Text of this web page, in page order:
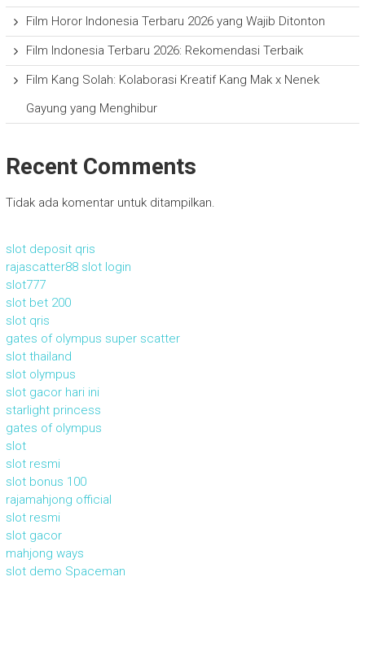
Film Horor Indonesia Terbaru 2026 yang Wajib Ditonton
Film Indonesia Terbaru 2026: Rekomendasi Terbaik
Film Kang Solah: Kolaborasi Kreatif Kang Mak x Nenek
Gayung yang Menghibur
Recent Comments
Tidak ada komentar untuk ditampilkan.
slot deposit qris
rajascatter88 slot login
slot777
slot bet 200
slot qris
gates of olympus super scatter
slot thailand
slot olympus
slot gacor hari ini
starlight princess
gates of olympus
slot
slot resmi
slot bonus 100
rajamahjong official
slot resmi
slot gacor
mahjong ways
slot demo Spaceman